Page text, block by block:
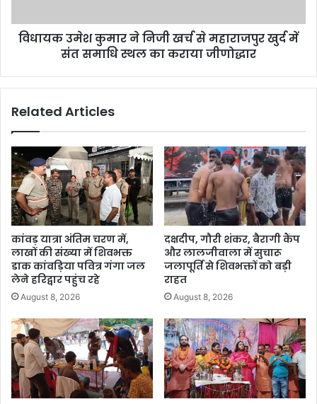
विधायक उमेश कुमार ने निजी खर्च से महाराजपुर खुर्द में
संत समाधि स्थल का कराया जीणोद्धार
Related Articles
कांवड़ यात्रा अंतिम चरण में,
लाखों की संख्या में शिवभक्त
डाक कांवड़िया पवित्र गंगा जल
लेने हरिद्वार पहुंच रहे
August 8, 2026
दक्षदीप, गौरी शंकर, बैरागी कैंप
और लालजीवाला में सुचारू
जलापूर्ति से शिवभक्तों को बड़ी
राहत
August 8, 2026